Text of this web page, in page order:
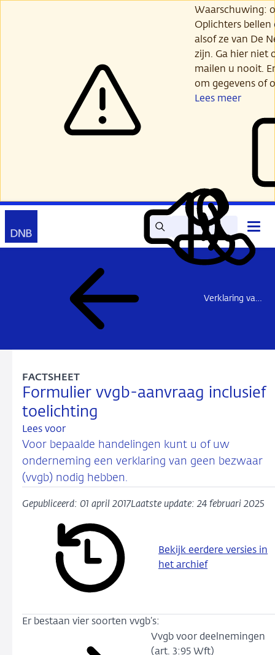
Waarschuwing:
Oplichters
alsof ze van De
zijn. Ga hier niet
mailen u nooit.
om gegevens of
Lees meer
Zoek Lees
voor
Mijn
DNB
Contact
Verklaring van geen bezwaar – overzichtspagina
Formulier vvgb-aanvraag inclusief
toelichting
FACTSHEET
Lees voor
Voor bepaalde handelingen kunt u of uw
onderneming een verklaring van geen bezwaar
(vvgb) nodig hebben.
Gepubliceerd: 01 april 2017Laatste update: 24 februari 2025
Bekijk eerdere versies in
het archief
Er bestaan vier soorten vvgb’s:
Vvgb voor deelnemingen
(art. 3:95 Wft)